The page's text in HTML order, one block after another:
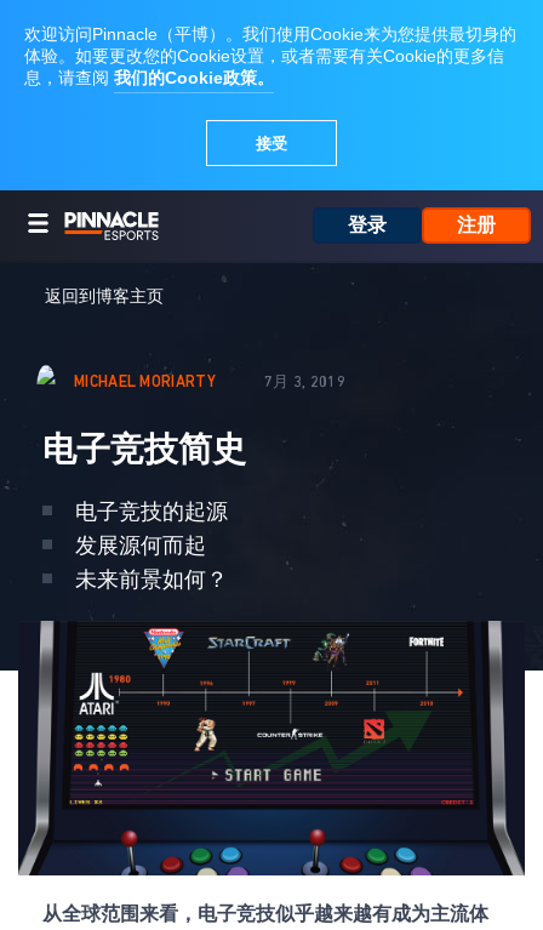
登录 注册
返回到博客主页
MICHAEL MORIARTY 7月 3, 2019
电子竞技简史
电子竞技的起源
发展源何而起
未来前景如何？
从全球范围来看，电子竞技似乎越来越有成为主流体